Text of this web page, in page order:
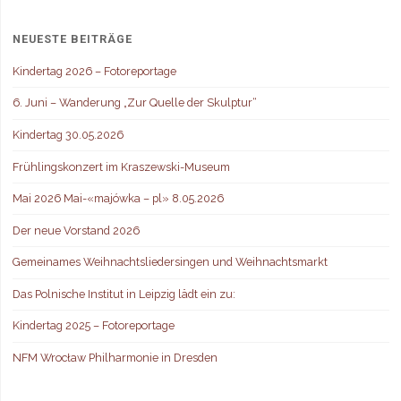
NEUESTE BEITRÄGE
Kindertag 2026 – Fotoreportage
6. Juni – Wanderung „Zur Quelle der Skulptur“
Kindertag 30.05.2026
Frühlingskonzert im Kraszewski-Museum
Mai 2026 Mai-«majówka – pl» 8.05.2026
Der neue Vorstand 2026
Gemeinames Weihnachtsliedersingen und Weihnachtsmarkt
Das Polnische Institut in Leipzig lädt ein zu:
Kindertag 2025 – Fotoreportage
NFM Wrocław Philharmonie in Dresden